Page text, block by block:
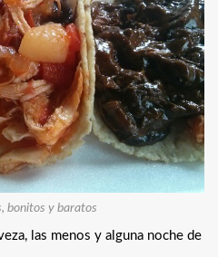
bonitos y baratos
las menos y alguna noche de